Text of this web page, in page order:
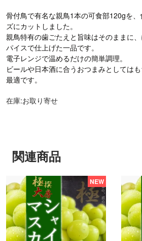
骨付鳥で有名な親鳥1本の可食部120gを
ズにカットしました。
親鳥特有の歯ごたえと旨味はそのままに
パイスで仕上げた一品です。
電子レンジで温めるだけの簡単調理。
ビールや日本酒に合うおつまみとしては
最適です。
在庫:お取り寄せ
関連商品